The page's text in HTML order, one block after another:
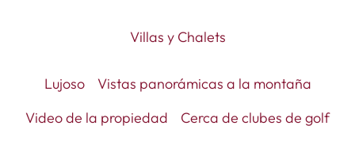
Villas y Chalets
Lujoso
Vistas panorámicas a la montaña
Video de la propiedad
Cerca de clubes de golf